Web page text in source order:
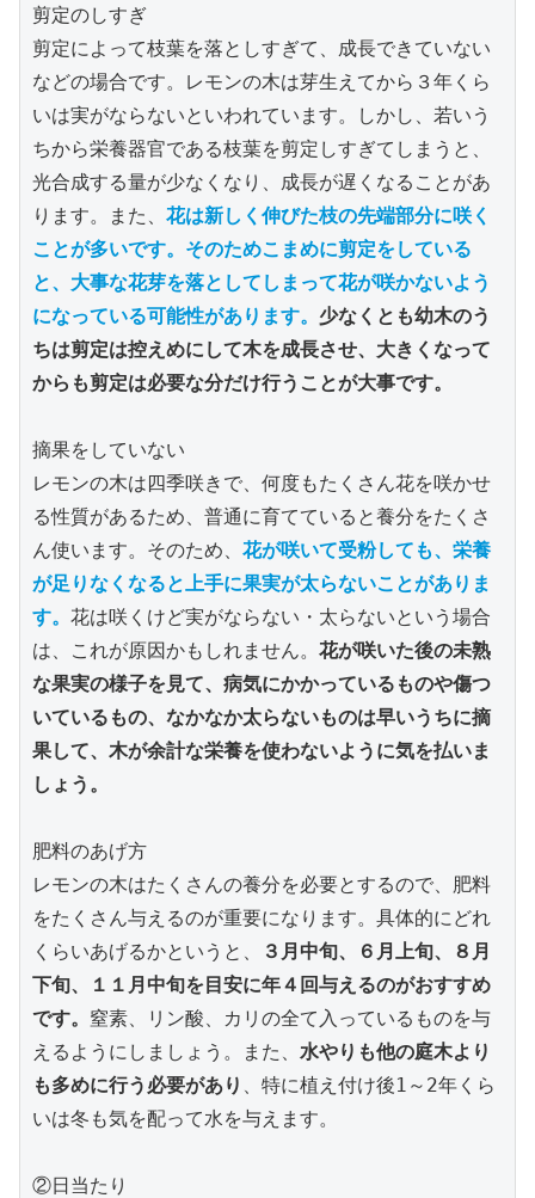
剪定のしすぎ
剪定によって枝葉を落としすぎて、成長できていない
などの場合です。レモンの木は芽生えてから３年くら
いは実がならないといわれています。しかし、若いう
ちから栄養器官である枝葉を剪定しすぎてしまうと、
光合成する量が少なくなり、成長が遅くなることがあ
ります。また、 花は新しく伸びた枝の先端部分に咲く
ことが多いです。そのためこまめに剪定をしている
と、大事な花芽を落としてしまって花が咲かないよう
になっている可能性があります。 少なくとも幼木のう
ちは剪定は控えめにして木を成長させ、大きくなって
からも剪定は必要な分だけ行うことが大事です。
摘果をしていない
レモンの木は四季咲きで、何度もたくさん花を咲かせ
る性質があるため、普通に育てていると養分をたくさ
ん使います。そのため、 花が咲いて受粉しても、栄養
が足りなくなると上手に果実が太らないことがありま
す。 花は咲くけど実がならない・太らないという場合
は、これが原因かもしれません。 花が咲いた後の未熟
な果実の様子を見て、病気にかかっているものや傷つ
いているもの、なかなか太らないものは早いうちに摘
果して、木が余計な栄養を使わないように気を払いま
しょう。
肥料のあげ方
レモンの木はたくさんの養分を必要とするので、肥料
をたくさん与えるのが重要になります。具体的にどれ
くらいあげるかというと、
３月中旬、６月上旬、８月
下旬、１１月中旬を目安に年４回与えるのがおすすめ
です。 窒素、リン酸、カリの全て入っているものを与
えるようにしましょう。また、 水やりも他の庭木より
も多めに行う必要があり
、特に植え付け後1～2年くら
いは冬も気を配って水を与えます。
②日当たり